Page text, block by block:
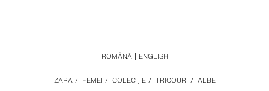
ZARA / FEMEI / COLECŢIE / TRICOURI / ALBE
ROMÂNĂ ENGLISH